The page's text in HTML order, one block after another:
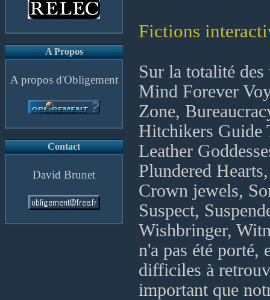
A Propos
A propos d'Obligement
Contact
David Brunet
Fictions
Sur la totalité
Mind Forever
Zone,
Hitchikers
Leather
Plundered
Crown jewels,
Suspect,
Wishbringer,
n'a pas été porté,
difficiles à
important que